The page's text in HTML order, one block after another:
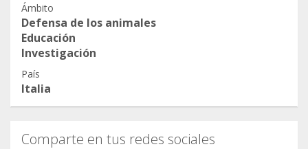
Ámbito
Defensa de los animales
Educación
Investigación
País
Italia
Comparte en tus redes sociales